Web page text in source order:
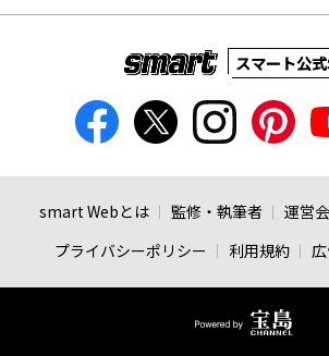
スマート公
smart Webとは 監修・執筆者 運営
プライバシーポリシー
利用規約